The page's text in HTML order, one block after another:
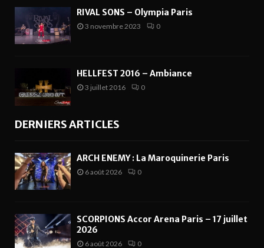
RIVAL SONS – Olympia Paris
3 novembre 2023 0
HELLFEST 2016 – Ambiance
3 juillet 2016 0
DERNIERS ARTICLES
ARCH ENEMY : La Maroquinerie Paris
6 août 2026 0
SCORPIONS Accor Arena Paris – 17 juillet
2026
6 août 2026 0